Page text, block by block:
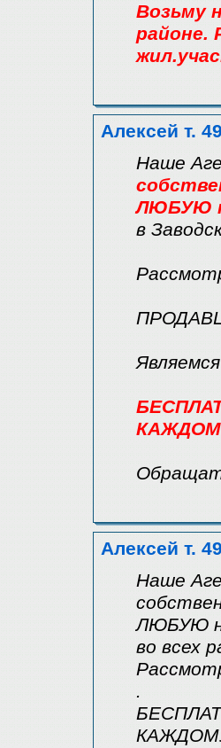
Возьму
районе.
Алексей т.
Наше
ЛЮБУЮ
в
Алексей т.
Наше
ЛЮБУЮ
во всех
.